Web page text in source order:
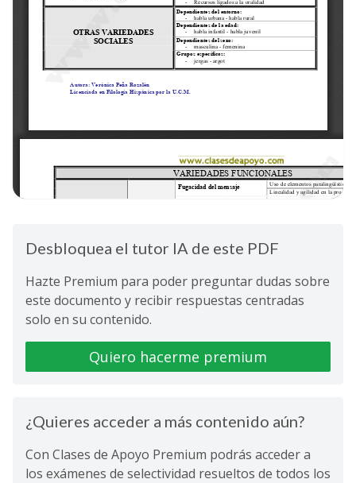
Desbloquea el tutor IA de este PDF
Hazte Premium para poder preguntar dudas sobre
este documento y recibir respuestas centradas
solo en su contenido.
Quiero hacerme premium
¿Quieres acceder a más contenido aún?
Con Clases de Apoyo Premium podrás acceder a
los exámenes de selectividad resueltos de todos los